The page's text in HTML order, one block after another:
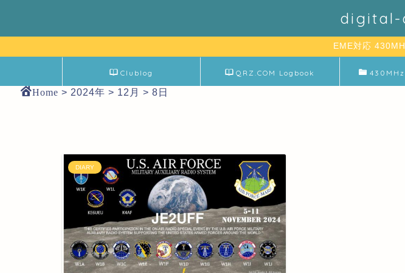
digital-
EME対応
Clublog QRZ.COM Logbook
Home > 2024年 > 12月 > 8日
DIARY